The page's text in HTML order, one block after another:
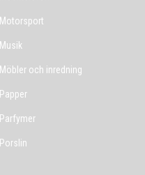
Motorsport
Musik
Möbler och inredning
Papper
Parfymer
Porslin